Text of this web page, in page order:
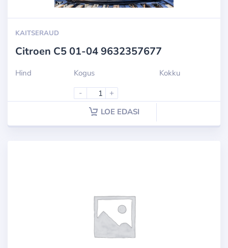
KAITSERAUD
Citroen C5 01-04 9632357677
Hind
Kogus
-
+
Kokku
LOE EDASI